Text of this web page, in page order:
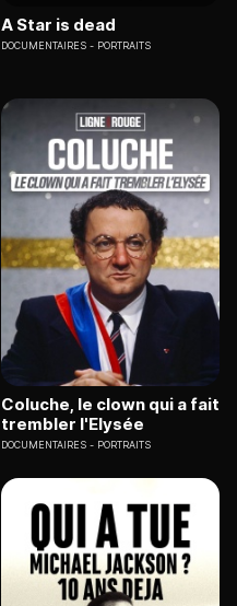
A Star is dead
DOCUMENTAIRES PORTRAITS
Coluche, le clown qui a fait
trembler l'Elysée
DOCUMENTAIRES PORTRAITS